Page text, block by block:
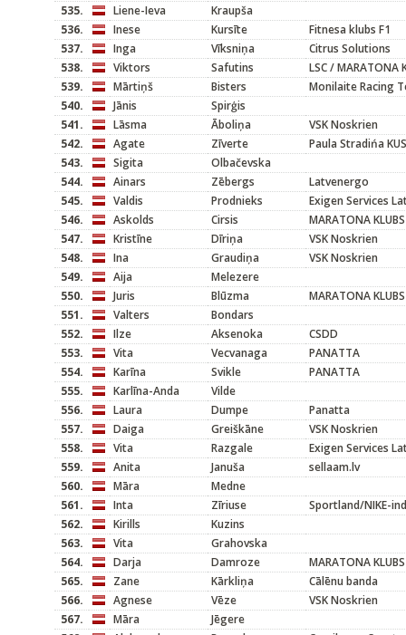
535.
Liene-Ieva
Kraupša
536.
Inese Kursīte
Fitnesa klubs F1
537.
Inga Vīksniņa
Citrus Solutions
538.
Viktors Safutins
LSC / MARATONA
539.
Mārtiņš Bisters
Monilaite Racing
540.
Jānis
Spirģis
541.
Lāsma Āboliņa
VSK Noskrien
542.
Agate Zīverte
Paula Stradińa
543.
Sigita
Olbačevska
544.
Ainars Zēbergs
Latvenergo
545.
Valdis Prodnieks
Exigen Services
546.
Askolds Cirsis
MARATONA KLUBS
547.
Kristīne Dīriņa
VSK Noskrien
548.
Ina Graudiņa
VSK Noskrien
549.
Aija
Melezere
550.
Juris Blūzma
MARATONA KLUBS
551.
Valters
Bondars
552.
Ilze Aksenoka
CSDD
553.
Vita Vecvanaga
PANATTA
554.
Karīna Svikle
PANATTA
555.
Karlīna-Anda
Vilde
556.
Laura Dumpe
Panatta
557.
Daiga Greiškāne
VSK Noskrien
558.
Vita Razgale
Exigen Services
559.
Anita Januša
sellaam.lv
560.
Māra
Medne
561.
Inta Zīriuse
Sportland/NIKE-
562.
Kirills
Kuzins
563.
Vita
Grahovska
564.
Darja Damroze
MARATONA KLUBS
565.
Zane Kārkliņa
Cālēnu banda
566.
Agnese Vēze
VSK Noskrien
567.
Māra
Jēgere